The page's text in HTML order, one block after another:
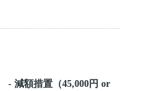
- 減額措置（45,000円 or